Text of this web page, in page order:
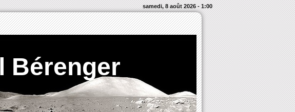
samedi, 8 août 2026 - 1:00
Bérenger